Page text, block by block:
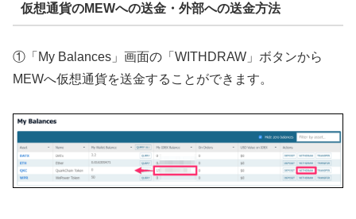
仮想通貨のMEWへの送金・外部への送金方法
①「My Balances」画面の「WITHDRAW」ボタンから
MEWへ仮想通貨を送金することができます。